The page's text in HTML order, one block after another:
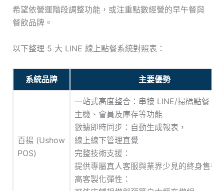
希望依營運階段調整功能，或注重點數經營的早午餐與
餐飲品牌。
以下整理 5 大 LINE 線上點餐系統對照表：
系統品牌 主要優勢
百揚 (Ushow
POS)
一站式高度整合：串接 LINE/掃碼點餐、
主機、會員及庫存等功能
數據即時同步：自動生成報表，
線上線下管理直覺
完整技術支援：
提供專屬真人客服與業界少見的終身售後
高客製化彈性：